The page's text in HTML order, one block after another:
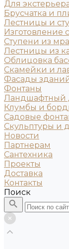
Для
Брусчатка и
Лестницы и
Изготовление
Ступени из
Лестницы из
Облицовка
Скамейки и
Фасады
Фонтаны
Ландшафтный
Клумбы и
Садовые
Скульптуры и
Новости
Партнерам
Сантехника
Проекты
Доставка
Контакты
Поиск